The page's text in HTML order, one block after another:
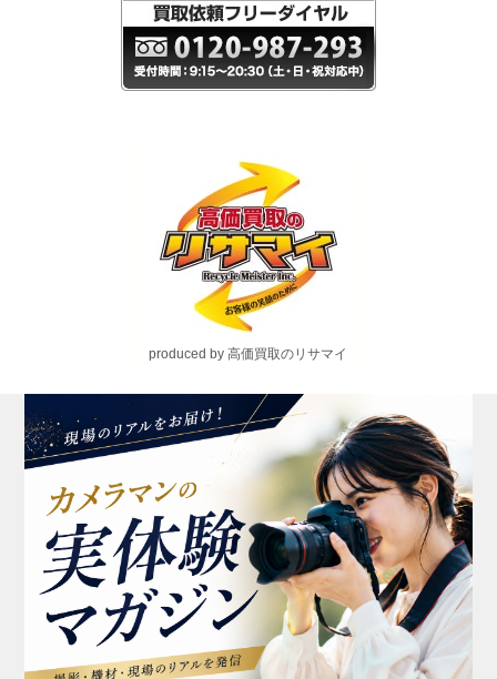
produced by 高価買取のリサマイ